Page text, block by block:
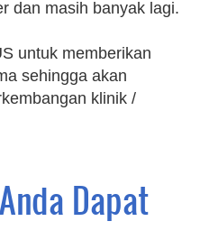
dan masih banyak lagi.
untuk memberikan
sehingga akan
klinik /
Dapat